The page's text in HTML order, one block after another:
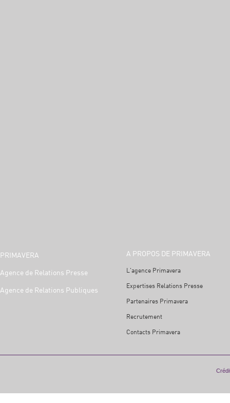
PRIMAVERA
Agence de Relations Presse
Agence de Relations Publiques
A PROPOS DE PRIMAVERA
L'agence Primavera
Expertises Relations Presse
Partenaires Primavera
Recrutement
Contacts Primavera